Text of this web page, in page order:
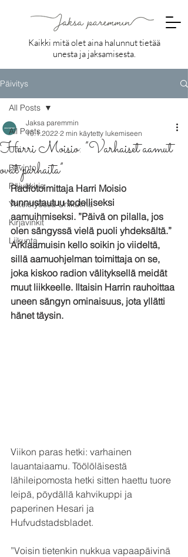
Kaikki mitä olet aina halunnut tietää
unesta ja jaksamisesta.
Päivitys
All Posts
Uni
Ravinto
Päiväkirja
Yhteistyössä Unikulma
Kirjavinkit
Liikunta
All Posts
Harri Moisio: ”Varhaiset aamut
ovat parhaita”
Jaksa paremmin
10.1.2022 2 min käytetty lukemiseen
Radiotoimittaja Harri Moisio
tunnustautuu todelliseksi
aamuihmiseksi. ”Päivä on pilalla, jos
olen sängyssä vielä puoli yhdeksältä.”
Arkiaamuisin kello soikin jo viideltä,
sillä aamuohjelman toimittaja on se,
joka kiskoo radion välityksellä meidät
muut liikkeelle. Iltaisin Harrin rauhoittaa
uneen sängyn ominaisuus, jota yllätti
hänet täysin.
Viikon paras hetki: varhainen
lauantaiaamu. Töölöläisestä
lähileipomosta hetki sitten haettu tuore
leipä, pöydällä kahvikuppi ja
paperinen Hesari ja
Hufvudstadsbladet.
”Voisin tietenkin nukkua vapaapäivinä